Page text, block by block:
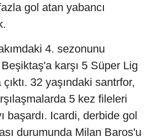
gol atan yabancı
4. sezonunu
karşı 5 Süper Lig
32 yaşındaki santrfor,
5 kez fileleri
başardı. Icardi, derbide gol
durumunda Milan Baros'u